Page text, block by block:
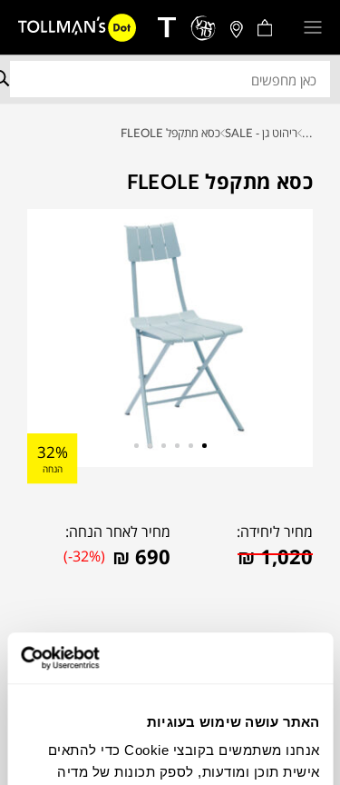
האתר עושה שימוש בעוגיות
אנחנו משתמשים בקובצי Cookie כדי להתאים
אישית תוכן ומודעות, לספק תכונות של מדיה
... ריהוט גן - SALE כסא מתקפל FLEOLE
כסא מתקפל FLEOLE
32%
הנחה
מחיר ליחידה:
₪1,020
מחיר לאחר הנחה:
₪ 690
(-32%)